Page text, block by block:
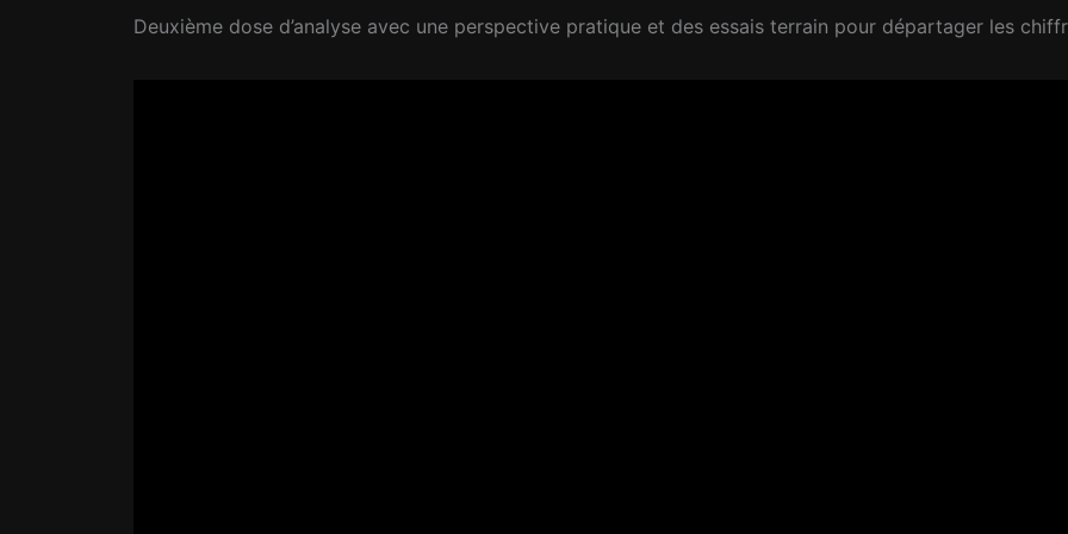
Deuxième dose d’analyse avec une perspective pratique et des essais terrain pour départager les